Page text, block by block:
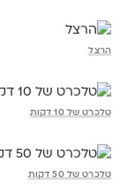
הרצל
טלכרט של 10 דקות
טלכרט של 50 דקות